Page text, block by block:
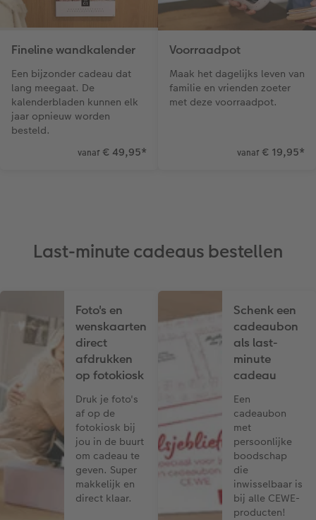
Fineline wandkalender
Een bijzonder cadeau dat
lang meegaat. De
kalenderbladen kunnen elk
jaar opnieuw worden
besteld.
vanaf € 49,95*
Voorraadpot
Maak het dagelijks leven van
familie en vrienden zoeter
met deze voorraadpot.
vanaf € 19,95*
Last-minute cadeaus bestellen
Foto's en
wenskaarten
direct
afdrukken
op fotokiosk
Druk je foto's
af op de
fotokiosk bij
jou in de buurt
om cadeau te
geven. Super
makkelijk en
direct klaar.
Schenk een
cadeaubon
als last-
minute
cadeau
Een
cadeaubon
met
persoonlijke
boodschap
die
inwisselbaar is
bij alle CEWE-
producten!